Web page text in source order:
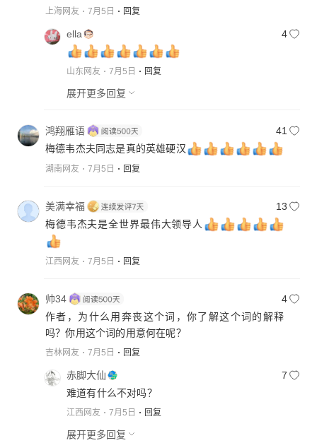
上海网友 7月5日 回复
ella 4
山东网友 7月5日 回复
展开更多回复
鸿翔雁语
41
梅德韦杰夫同志是真的英雄硬汉
湖南网友 7月5日 回复
美满幸福
13
梅德韦杰夫是全世界最伟大领导人
江西网友 7月5日 回复
帅34
4
作者，为什么用奔丧这个词，你了解这个词的解释
吗？你用这个词的用意何在呢？
吉林网友 7月5日 回复
赤脚大仙
7
难道有什么不对吗？
江西网友 7月5日 回复
展开更多回复